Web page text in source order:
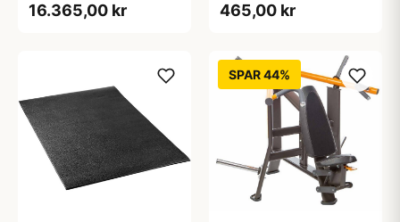
band pegs til effektiv og
16.365,00 kr 465,00 kr
SPAR 44%